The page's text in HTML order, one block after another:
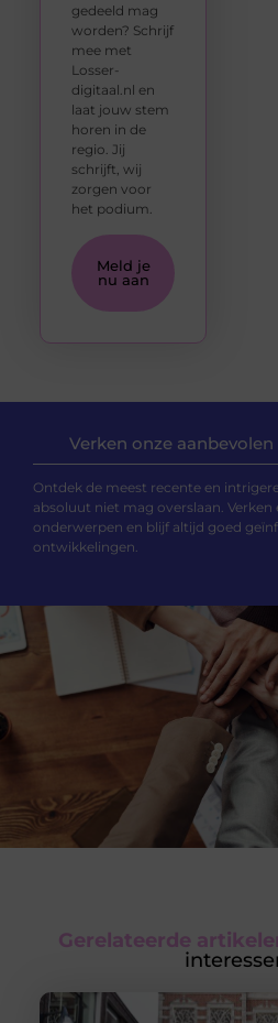
gedeeld mag
worden? Schrijf
mee met
Losser-
digitaal.nl en
laat jouw stem
horen in de
regio. Jij
schrijft, wij
zorgen voor
het podium.
Meld je
nu aan
Verken onze
Ontdek de meest recente en
absoluut niet mag overslaan. Verken
onderwerpen en blijf altijd goed
ontwikkelingen.
Gerelateerde